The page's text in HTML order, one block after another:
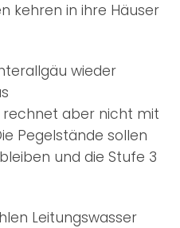
kehren in ihre Häuser
wieder
aber nicht mit
Pegelstände sollen
und die Stufe 3
Leitungswasser